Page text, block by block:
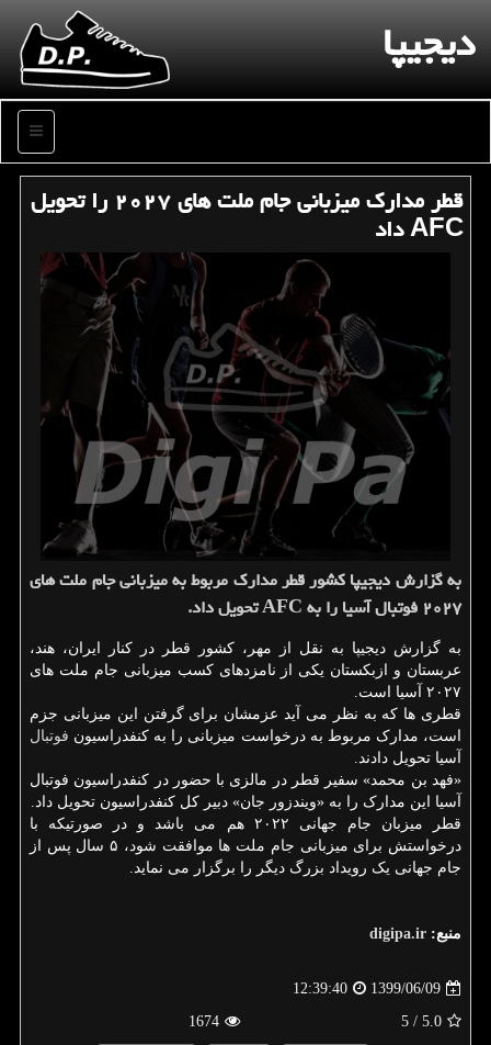
دیجیپا
منو
قطر مدارك میزبانی جام ملت های ۲۰۲۷ را تحویل
AFC داد
به گزارش دیجیپا كشور قطر مدارك مربوط به میزبانی جام ملت های
۲۰۲۷ فوتبال آسیا را به AFC تحویل داد.
به گزارش دیجیپا به نقل از مهر، کشور قطر در کنار ایران، هند،
عربستان و ازبکستان یکی از نامزدهای کسب میزبانی جام ملت های
۲۰۲۷ آسیا است.
قطری ها که به نظر می آید عزمشان برای گرفتن این میزبانی جزم
است، مدارک مربوط به درخواست میزبانی را به کنفدراسیون فوتبال
آسیا تحویل دادند.
«فهد بن محمد» سفیر قطر در مالزی با حضور در کنفدراسیون فوتبال
آسیا این مدارک را به «ویندزور جان» دبیر کل کنفدراسیون تحویل داد.
قطر میزبان جام جهانی ۲۰۲۲ هم می باشد و در صورتیکه با
درخواستش برای میزبانی جام ملت ها موافقت شود، ۵ سال پس از
جام جهانی یک رویداد بزرگ دیگر را برگزار می نماید.
منبع: digipa.ir
1399/06/09
12:39:40
5.0
/ 5
1674